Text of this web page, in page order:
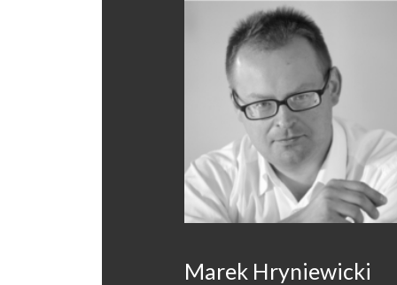
Marek Hryniewicki